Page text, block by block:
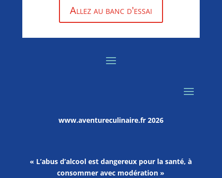
Allez au banc d'essai
www.aventureculinaire.fr2026
« L’abus d’alcool est dangereux pour la santé, à
consommer avec modération »